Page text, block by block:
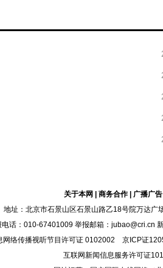
关于本网 商务合作| 广播广告|
地址：北京市石景山区石景山路乙18号院万达广
话：010-67401009 举报邮箱：jubao@cri.cn
网络传播视听节目许可证 0102002 京ICP证
互联网新闻信息服务许可证